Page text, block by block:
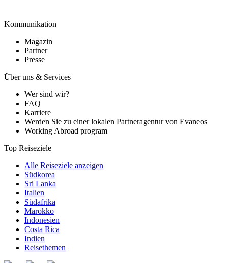
Kommunikation
Magazin
Partner
Presse
Über uns & Services
Wer sind wir?
FAQ
Karriere
Werden Sie zu einer lokalen Partneragentur von Evaneos
Working Abroad program
Top Reiseziele
Alle Reiseziele anzeigen
Südkorea
Sri Lanka
Italien
Südafrika
Marokko
Indonesien
Costa Rica
Indien
Reisethemen